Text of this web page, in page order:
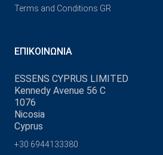
Terms and Conditions GR
ΕΠΙΚΟΙΝΩΝΊΑ
ESSENS CYPRUS LIMITED
Kennedy Avenue 56 C
1076
Nicosia
Cyprus
+30 6944133380